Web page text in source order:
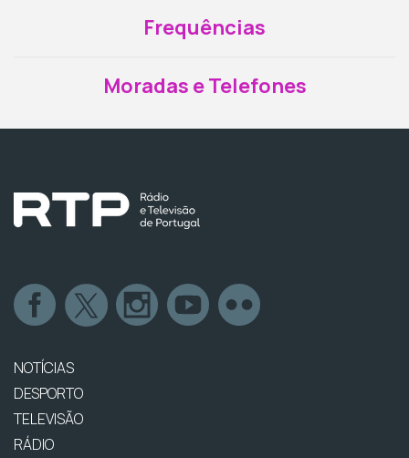
Frequências
Moradas e Telefones
NOTÍCIAS
DESPORTO
TELEVISÃO
RÁDIO